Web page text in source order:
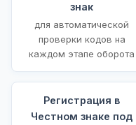
знак
для автоматической
проверки кодов на
каждом этапе оборота
Регистрация в
Честном знаке под